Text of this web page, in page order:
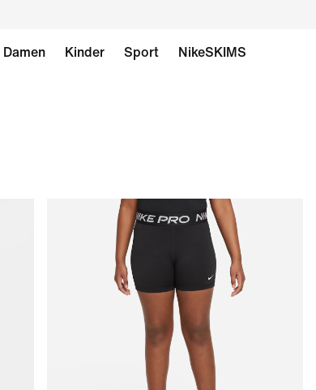
Damen Kinder Sport NikeSKIMS